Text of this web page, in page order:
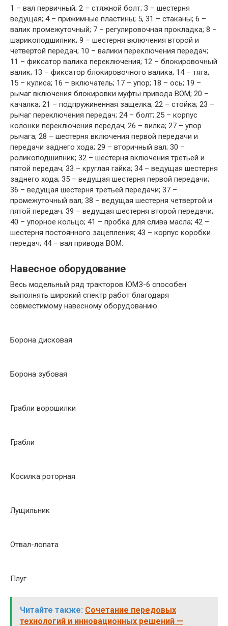
1 – вал первичный; 2 – стяжной болт; 3 – шестерня
ведущая; 4 – прижимные пластины; 5, 31 – стаканы; 6 –
валик промежуточный; 7 – регулировочная прокладка; 8 –
шарикоподшипник; 9 – шестерня включения второй и
четвертой передач; 10 – валики переключения передач;
11 – фиксатор валика переключения; 12 – блокировочный
валик; 13 – фиксатор блокировочного валика; 14 – тяга;
15 – кулиса; 16 – включатель; 17 – упор; 18 – ось; 19 –
рычаг включения блокировки муфты привода ВОМ; 20 –
качалка; 21 – подпружиненная защелка; 22 – стойка; 23 –
рычаг переключения передач; 24 – болт; 25 – корпус
колонки переключения передач; 26 – вилка; 27 – упор
рычага; 28 – шестерня включения первой передачи и
передачи заднего хода; 29 – вторичный вал; 30 –
роликоподшипник; 32 – шестерня включения третьей и
пятой передач; 33 – круглая гайка; 34 – ведущая шестерня
заднего хода; 35 – ведущая шестерня первой передачи;
36 – ведущая шестерня третьей передачи; 37 –
промежуточный вал; 38 – ведущая шестерня четвертой и
пятой передач; 39 – ведущая шестерня второй передачи;
40 – упорное кольцо; 41 – пробка для слива масла; 42 –
шестерня постоянного зацепления; 43 – корпус коробки
передач; 44 – вал привода ВОМ.
Навесное оборудование
Весь модельный ряд тракторов ЮМЗ-6 способен
выполнять широкий спектр работ благодаря
совместимому навесному оборудованию.
Борона дисковая
Борона зубовая
Грабли ворошилки
Грабли
Косилка роторная
Лущильник
Отвал-лопата
Плуг
Читайте также: Сочетание передовых
технологий и инновационных решений —